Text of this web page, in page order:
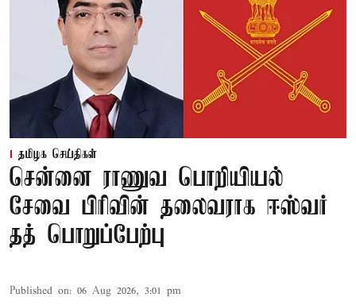
தமிழக செய்திகள்
சென்னை ராணுவ பொறியியல்
சேவை பிரிவின் தலைவராக ஈஸ்வர்
தத் பொறுப்பேற்பு
Published on: 06 Aug 2026, 3:01 pm